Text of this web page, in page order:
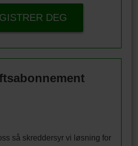
DEG
så skreddersyr vi løsning for